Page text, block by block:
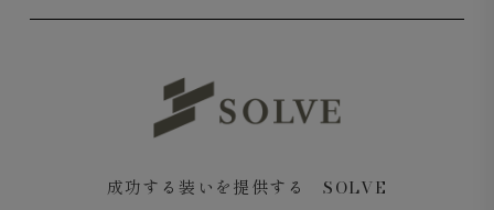
成功する装いを提供する SOLVE